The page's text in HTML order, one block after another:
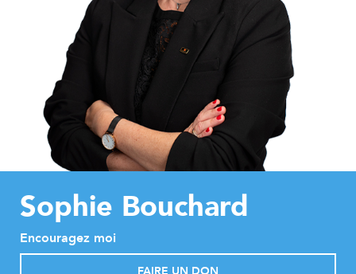
Sophie Bouchard
Encouragez moi